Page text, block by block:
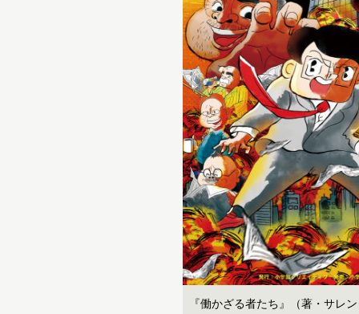
『働かざる者たち』（著・サレ